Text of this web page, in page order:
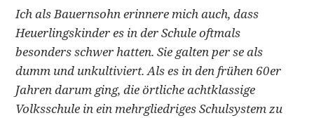
Ich als Bauernsohn erinnere mich auch, dass
Heuerlingskinder es in der Schule oftmals
besondersschwer hatten. Sie galten per se als
dumm und unkultiviert. Als es in den frühen 60er
Jahren darum ging,die örtliche achtklassige
Volksschule in ein mehrgliedriges Schulsystem zu